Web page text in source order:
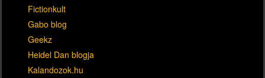
Fictionkult
Gabo blog
Geekz
Heidel Dan blogja
Kalandozok.hu